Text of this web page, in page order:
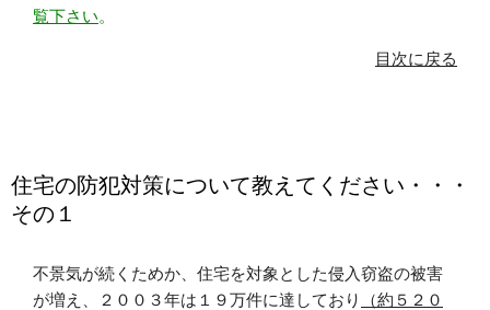
覧下さい。
目次に戻る
住宅の防犯対策について教えてください・・・
その１
不景気が続くためか、住宅を対象とした侵入窃盗の被害
が増え、２００３年は１９万件に達しており
（約５２０